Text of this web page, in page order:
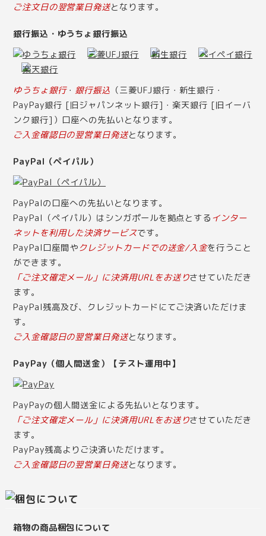
ご注文日の翌営業日発送となります。
銀行振込・ゆうちょ銀行振込
ゆうちょ銀行・ 銀行振込 （三菱UFJ銀行・新生銀行・
PayPay銀行 [旧ジャパンネット銀行]・楽天銀行 [旧イーバ
ンク銀行]）口座への先払いとなります。
ご入金確認日の翌営業日発送となります。
PayPal（ペイパル）
PayPalの口座への先払いとなります。
PayPal（ペイパル）はシンガポールを拠点とする インター
ネットを利用した決済サービスです。
PayPal口座間やクレジットカードでの送金/入金を行うこと
ができます。
「ご注文確定メール」に決済用URLをお送りさせていただき
ます。
PayPal残高及び、クレジットカードにてご決済いただけま
す。
ご入金確認日の翌営業日発送となります。
PayPay（個人間送金）【テスト運用中】
PayPayの個人間送金による先払いとなります。
「ご注文確定メール」に決済用URLをお送りさせていただき
ます。
PayPay残高よりご決済いただけます。
ご入金確認日の翌営業日発送となります。
箱物の商品梱包について